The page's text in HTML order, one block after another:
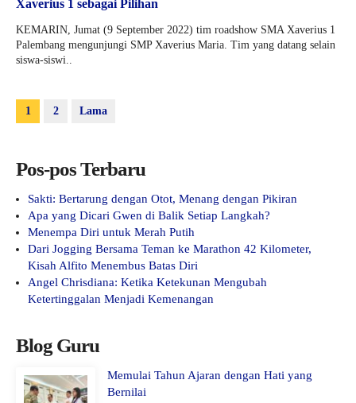
Xaverius 1 sebagai Pilihan
KEMARIN, Jumat (9 September 2022) tim roadshow SMA Xaverius 1
Palembang mengunjungi SMP Xaverius Maria. Tim yang datang selain
siswa-siswi..
1 2 Lama
Pos-pos Terbaru
Sakti: Bertarung dengan Otot, Menang dengan Pikiran
Apa yang Dicari Gwen di Balik Setiap Langkah?
Menempa Diri untuk Merah Putih
Dari Jogging Bersama Teman ke Marathon 42 Kilometer,
Kisah Alfito Menembus Batas Diri
Angel Chrisdiana: Ketika Ketekunan Mengubah
Ketertinggalan Menjadi Kemenangan
Blog Guru
Memulai Tahun Ajaran dengan Hati yang
Bernilai